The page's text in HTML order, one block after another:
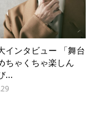
インタビュー 「舞台
ちゃくちゃ楽しん
...